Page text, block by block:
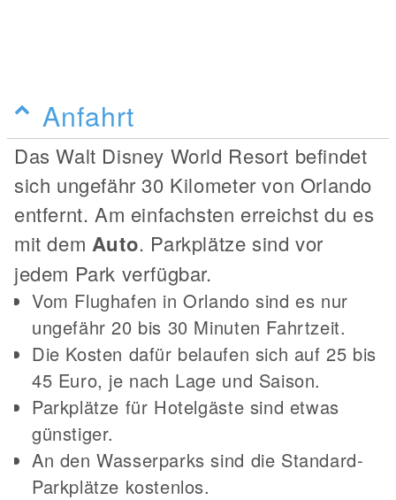
Anfahrt
Das Walt Disney World Resort befindet
sich ungefähr 30 Kilometer von Orlando
entfernt. Am einfachsten erreichst du es
mit dem Auto. Parkplätze sind vor
jedem Park verfügbar.
Vom Flughafen in Orlando sind es nur
ungefähr 20 bis 30 Minuten Fahrtzeit.
Die Kosten dafür belaufen sich auf 25 bis
45 Euro, je nach Lage und Saison.
Parkplätze für Hotelgäste sind etwas
günstiger.
An den Wasserparks sind die Standard-
Parkplätze kostenlos.